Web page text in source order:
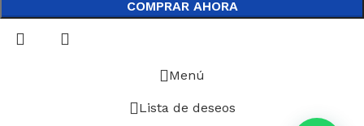
COMPRAR AHORA
Menú
Lista de deseos